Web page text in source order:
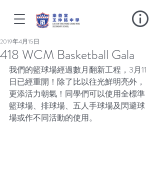
418 WCM Basketball Gala
2019年4月15日
我們的籃球場經過數月翻新工程，3月11
日已經重開！除了比以往光鮮明亮外，
更添活力朝氣！同學們可以使用全標準
籃球場、排球場、五人手球場及閃避球
場或作不同活動的使用。